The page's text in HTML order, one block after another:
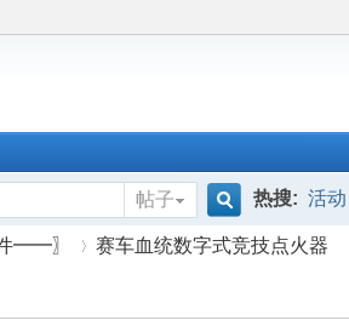
帖子
搜
热搜: 活动
━━〗 赛车血统数字式竞技点火器